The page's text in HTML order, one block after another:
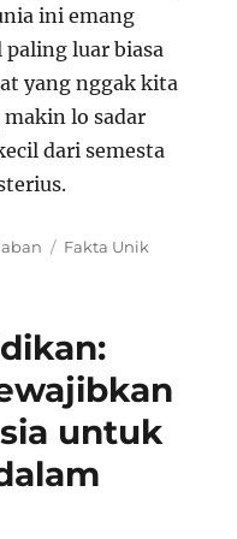
ini emang
luar biasa
yang nggak kita
lo sadar
dari semesta
Tags
Fakta Unik
untuk